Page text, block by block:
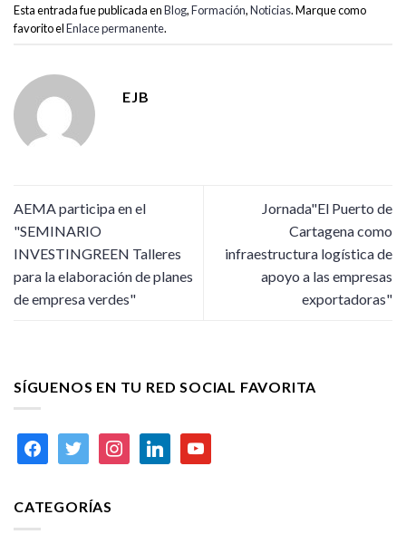
Esta entrada fue publicada enBlog,Formación,Noticias. Marque como
favorito elEnlace permanente.
EJB
AEMA participa en el
"SEMINARIO
INVESTINGREEN Talleres
para la elaboración de planes
de empresa verdes"
Jornada"El Puerto de
Cartagena como
infraestructura logística de
apoyo a las empresas
exportadoras"
SÍGUENOS EN TU RED SOCIAL FAVORITA
facebooktwitter instagramlinkedin youtube
CATEGORÍAS